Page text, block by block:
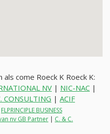
come Roeck K Roeck K:
NV | NIC-NAC |
CONSULTING | ACIF
FLPRINCIPLE BUSINESS
nv GB Partner | C. & C.